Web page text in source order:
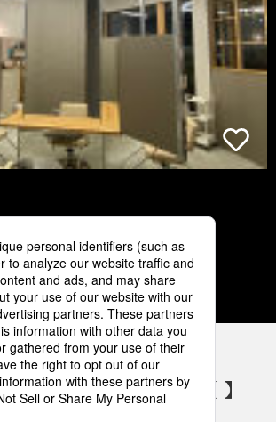
4 5 6 7
クの電気設備 SNSアカウント